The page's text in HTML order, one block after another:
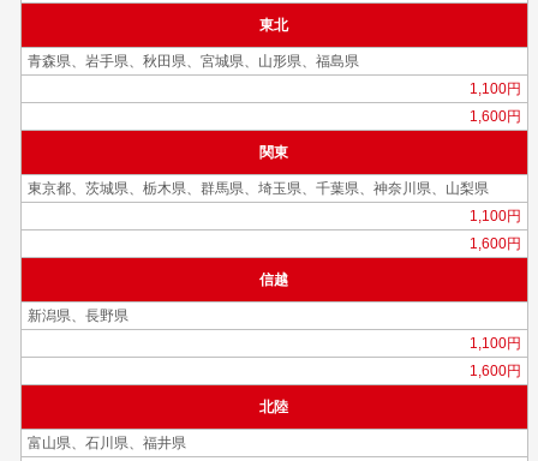
東北
青森県、岩手県、秋田県、宮城県、山形県、福島県
1,100円
1,600円
関東
東京都、茨城県、栃木県、群馬県、埼玉県、千葉県、神奈川県、山梨県
1,100円
1,600円
信越
新潟県、長野県
1,100円
1,600円
北陸
富山県、石川県、福井県